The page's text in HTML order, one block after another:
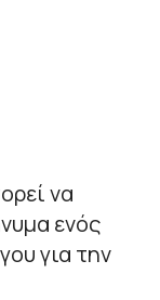
να
ενός
για την